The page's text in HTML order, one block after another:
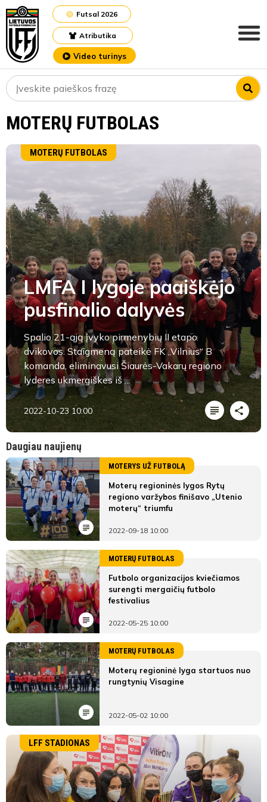
Atributika
Futsal 2026
Video turinys
MOTERŲ FUTBOLAS
MOTERŲ FUTBOLAS
LMFA I lygoje paaiškėjo
pusfinalio dalyvės
Spalio 21-ąją įvyko pirmenybių II etapo
dvikovos. Staigmeną pateikė FK „Vilnius“ B
komanda, eliminavusi Šiaurės-Vakarų regiono
lyderes ukmergiškes iš ...
2022-10-23 10:00
Daugiau naujienų
MOTERYS UŽ FUTBOLĄ
Moterų regioninės lygos Rytų
regiono varžybos finišavo „Utenio
moterų“ triumfu
2022-09-18 10:00
MOTERŲ FUTBOLAS
Futbolo organizacijos kviečiamos
surengti mergaičių futbolo
festivalius
2022-05-25 10:00
MOTERŲ FUTBOLAS
Moterų regioninė lyga startuos nuo
rungtynių Visagine
2022-05-02 10:00
LFF STADIONAS